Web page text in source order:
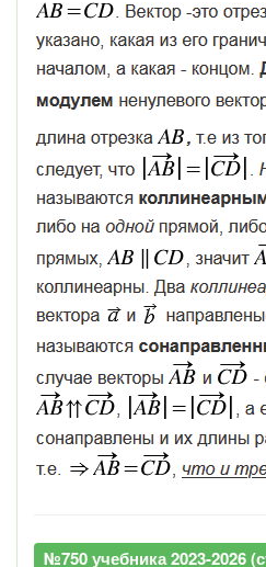
№750 учебника 2023-2026